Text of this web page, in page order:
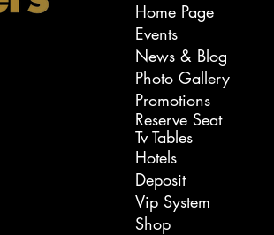
Home Page
Events
News & Blog
Photo Gallery
Promotions
Reserve Seat
Tv Tables
Hotels
Deposit
Vip System
Shop